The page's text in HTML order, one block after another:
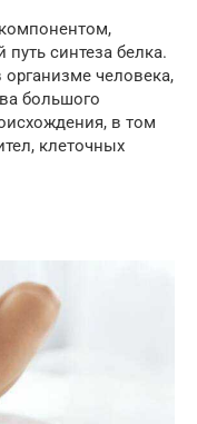
синтеза белка.
человека,
большого
в том
клеточных